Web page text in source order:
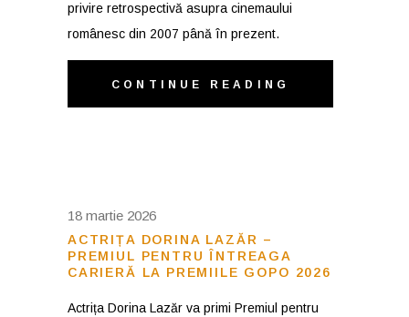
privire retrospectivă asupra cinemaului
românesc din 2007 până în prezent.
CONTINUE READING
18 martie 2026
ACTRIȚA DORINA LAZĂR –
PREMIUL PENTRU ÎNTREAGA
CARIERĂ LA PREMIILE GOPO 2026
Actrița Dorina Lazăr va primi Premiul pentru